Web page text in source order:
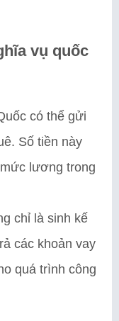
vụ quốc
có thể gửi
Số tiền này
lương trong
chỉ là sinh kế
các khoản vay
quá trình công